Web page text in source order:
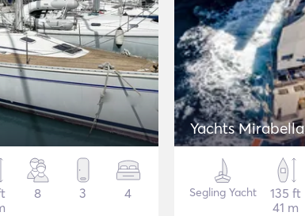
8 3 4
Yachts Mirabella
Segling Yacht
135 ft
41 m